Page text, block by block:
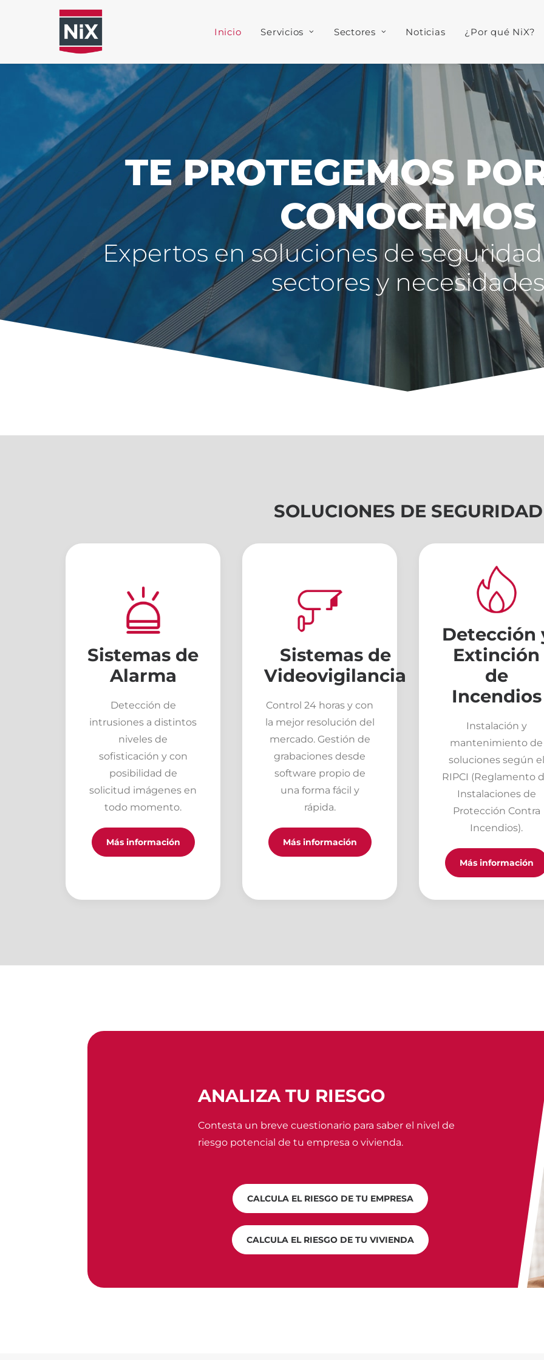
Inicio Servicios Sectores Noticias ¿Por qué NiX?
TE PROTEGEMOS
CONOCEMOS
Expertos en soluciones de
sectores y necesidades
SOLUCIONES DE SEGURIDAD
Sistemas de
Alarma
Detección de
intrusiones a distintos
niveles de
sofisticación y con
posibilidad de
solicitud imágenes en
todo momento.
Más información
Sistemas de
Videovigilancia
Control 24 horas y con
la mejor resolución del
mercado. Gestión de
grabaciones desde
software propio de
una forma fácil y
rápida.
Más información
Detección
Extinción
de
Incendios
Instalación y
mantenimiento de
soluciones según el
RIPCI (Reglamento
Instalaciones de
Protección Contra
Incendios).
Más información
ANALIZA TU RIESGO
Contesta un breve cuestionario para saber el nivel de
riesgo potencial de tu empresa o vivienda.
CALCULA EL RIESGO DE TU EMPRESA
CALCULA EL RIESGO DE TU VIVIENDA